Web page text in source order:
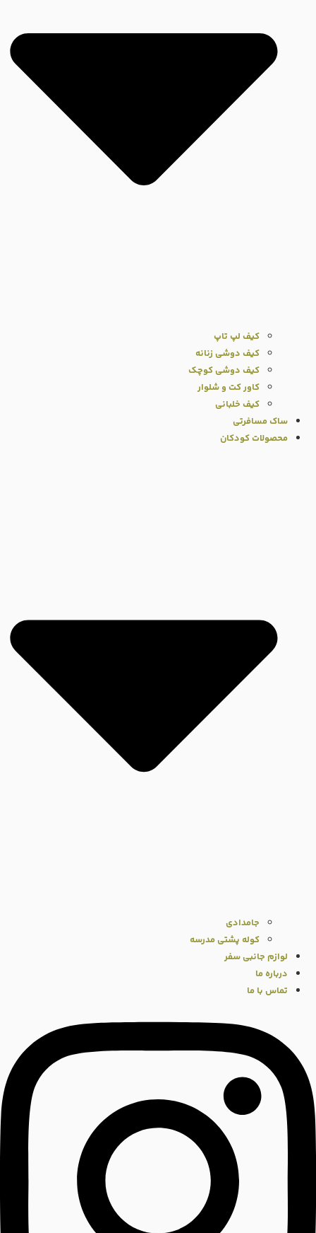
کیف لپ تاپ
کیف دوشی زنانه
کیف دوشی کوچک
کاور کت و شلوار
کیف خلبانی
ساک مسافرتی
محصولات کودکان
جامدادی
کوله پشتی مدرسه
لوازم جانبی سفر
درباره ما
تماس با ما